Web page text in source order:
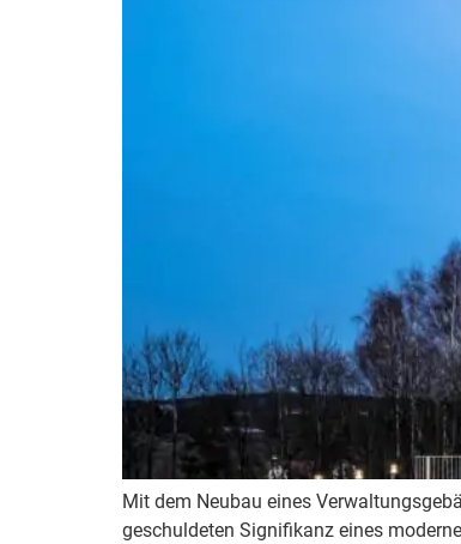
Mit dem Neubau eines
geschuldeten Signifikanz eines